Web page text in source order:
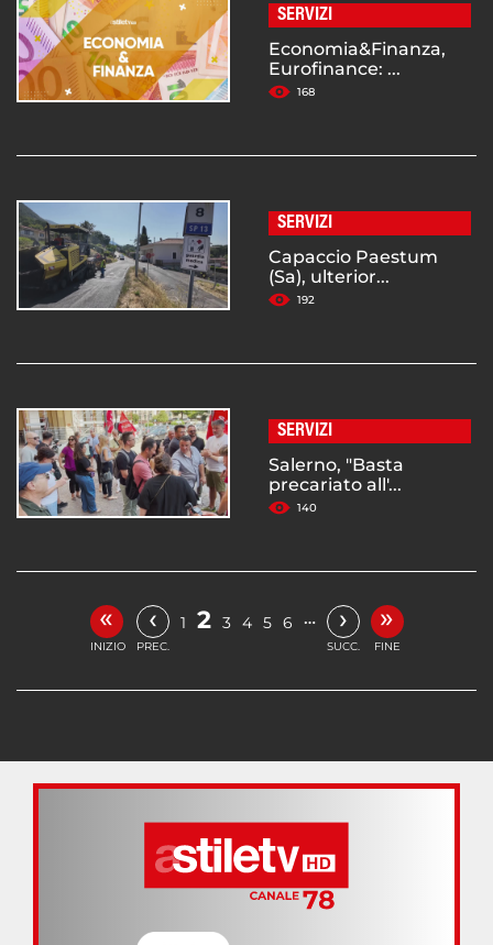
SERVIZI
Economia&Finanza,
Eurofinance: ...
168
SERVIZI
Capaccio Paestum
(Sa), ulterior...
192
SERVIZI
Salerno, "Basta
precariato all'...
140
«
INIZIO
‹
PREC.
1 2 3 4 5 6 … ›
SUCC.
»
FINE